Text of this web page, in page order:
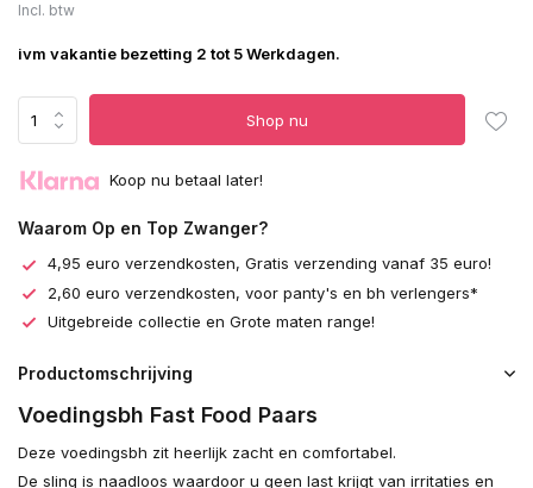
Incl. btw
ivm vakantie bezetting 2 tot 5 Werkdagen.
Shop nu
Koop nu betaal later!
Waarom Op en Top Zwanger?
4,95 euro verzendkosten, Gratis verzending vanaf 35 euro!
2,60 euro verzendkosten, voor panty's en bh verlengers*
Uitgebreide collectie en Grote maten range!
Productomschrijving
Voedingsbh Fast Food Paars
Deze voedingsbh zit heerlijk zacht en comfortabel.
De sling is naadloos waardoor u geen last krijgt van irritaties en